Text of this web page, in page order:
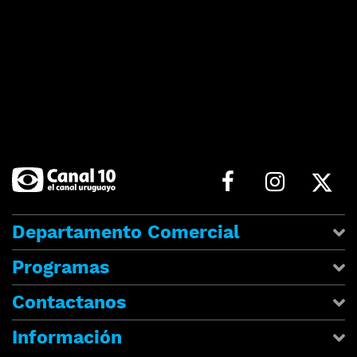
Departamento Comercial
Programas
Contactanos
Información